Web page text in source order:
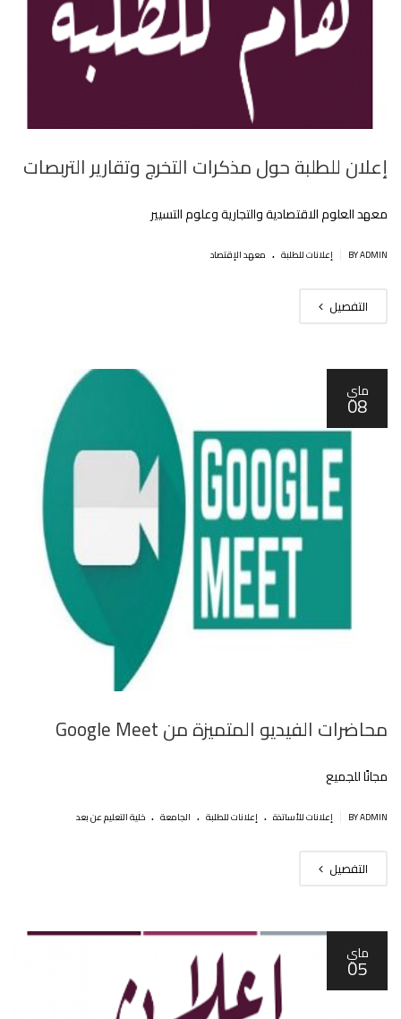
إعلان للطلبة حول مذكرات التخرج وتقارير التربصات
معهد العلوم الاقتصادية والتجارية وعلوم التسيير
BY ADMIN إعلانات للطلبة . معهد الإقتصاد
التفصيل
ماي
08
محاضرات الفيديو المتميزة من Google Meet
مجانًا للجميع
BY ADMIN إعلانات للأساتذة . إعلانات للطلبة . الجامعة . خلية التعليم عن بعد
التفصيل
ماي
05